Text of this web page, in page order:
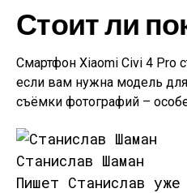
Стоит ли
Смартфон Xiaomi Civi 4 Pro
если вам нужна модель
съёмки фотографий –
Станислав Шаман
Пишет Станислав